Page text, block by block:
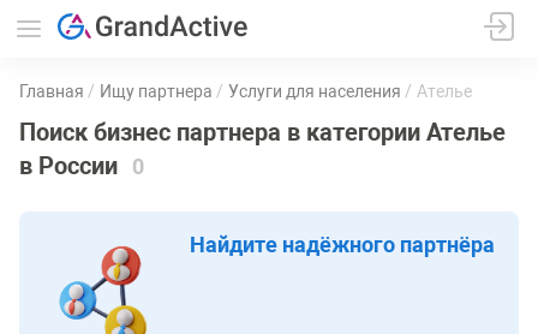
Главная Ищу партнера Услуги для населения Ателье
Поиск бизнес партнера в категории Ателье
в России
0
Найдите надёжного партнёра